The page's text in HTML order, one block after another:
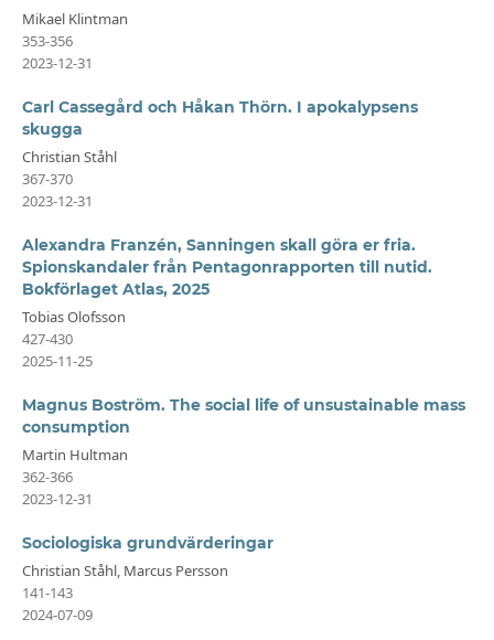
Mikael Klintman
353-356
2023-12-31
Carl Cassegård och Håkan Thörn. I apokalypsens
skugga
Christian Ståhl
367-370
2023-12-31
Alexandra Franzén, Sanningen skall göra er fria.
Spionskandaler från Pentagonrapporten till nutid.
Bokförlaget Atlas, 2025
Tobias Olofsson
427-430
2025-11-25
Magnus Boström. The social life of unsustainable mass
consumption
Martin Hultman
362-366
2023-12-31
Sociologiska grundvärderingar
Christian Ståhl, Marcus Persson
141-143
2024-07-09